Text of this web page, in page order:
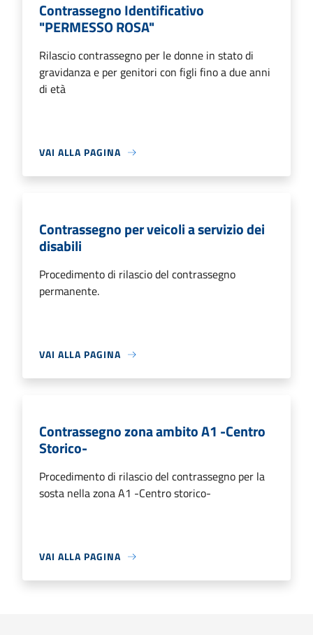
Contrassegno Identificativo
"PERMESSO ROSA"
Rilascio contrassegno per le donne in stato di
gravidanza e per genitori con figli fino a due anni
di età
VAI ALLA PAGINA
Contrassegno per veicoli a servizio dei
disabili
Procedimento di rilascio del contrassegno
permanente.
VAI ALLA PAGINA
Contrassegno zona ambito A1 -Centro
Storico-
Procedimento di rilascio del contrassegno per la
sosta nella zona A1 -Centro storico-
VAI ALLA PAGINA